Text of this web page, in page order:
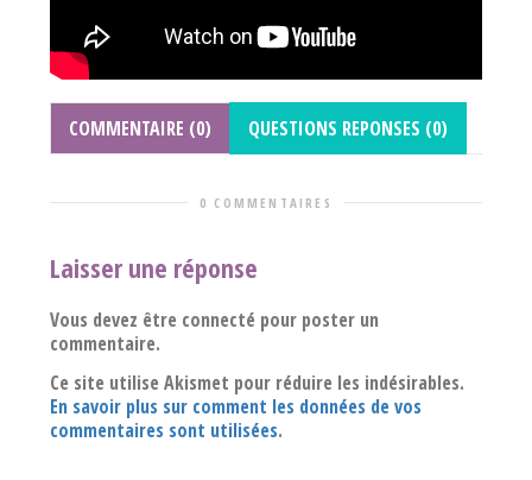
COMMENTAIRE (0) QUESTIONS REPONSES (0)
0 COMMENTAIRES
Laisser une réponse
Vous devez être connecté pour poster un
commentaire.
Ce site utilise Akismet pour réduire les indésirables.
En savoir plus sur comment les données de vos
commentaires sont utilisées.